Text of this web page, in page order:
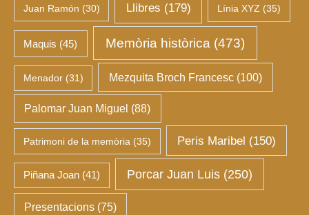
Juan Ramón (30) Llibres (179) Línia XYZ (35)
Maquis (45) Memòria històrica (473)
Menador(31) Mezquita Broch Francesc(100)
Palomar Juan Miguel (88)
Patrimoni de la memòria (35) Peris Maribel (150)
Piñana Joan (41) Porcar Juan Luis (250)
Presentacions (75)